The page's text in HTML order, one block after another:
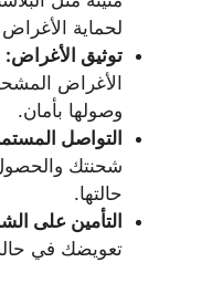
لحماية
توثيق الأغراض:
الأغراض
وصولها بأمان.
التواصل
شحنتك
حالتها.
التأمين على
تعويضك في